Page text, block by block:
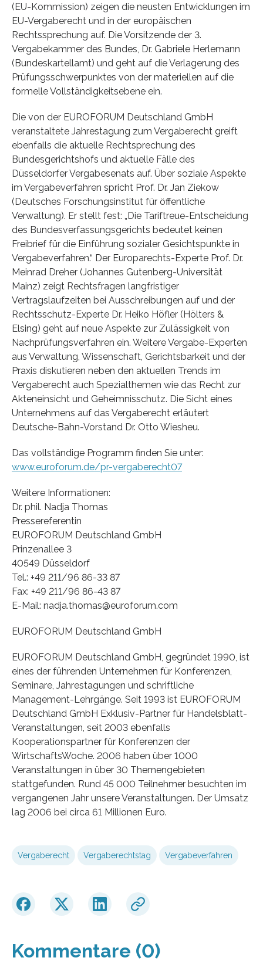
(EU-Kommission) zeigen die neusten Entwicklungen im
EU-Vergaberecht und in der europäischen
Rechtssprechung auf. Die Vorsitzende der 3.
Vergabekammer des Bundes, Dr. Gabriele Herlemann
(Bundeskartellamt) und geht auf die Verlagerung des
Prüfungsschwerpunktes von der materiellen auf die
formelle Vollständigkeitsebene ein.
Die von der EUROFORUM Deutschland GmbH
veranstaltete Jahrestagung zum Vergaberecht greift
ebenfalls die aktuelle Rechtsprechung des
Bundesgerichtshofs und aktuelle Fälle des
Düsseldorfer Vergabesenats auf. Über soziale Aspekte
im Vergabeverfahren spricht Prof. Dr. Jan Ziekow
(Deutsches Forschungsinstitut für öffentliche
Verwaltung). Er stellt fest: „Die Tariftreue-Entscheidung
des Bundesverfassungsgerichts bedeutet keinen
Freibrief für die Einführung sozialer Gesichtspunkte in
Vergabeverfahren.“ Der Europarechts-Experte Prof. Dr.
Meinrad Dreher (Johannes Gutenberg-Universität
Mainz) zeigt Rechtsfragen langfristiger
Vertragslaufzeiten bei Ausschreibungen auf und der
Rechtsschutz-Experte Dr. Heiko Höfler (Hölters &
Elsing) geht auf neue Aspekte zur Zulässigkeit von
Nachprüfungsverfahren ein. Weitere Vergabe-Experten
aus Verwaltung, Wissenschaft, Gerichtsbarkeit und der
Praxis diskutieren neben den aktuellen Trends im
Vergaberecht auch Spezialthemen wie das Recht zur
Akteneinsicht und Geheimnisschutz. Die Sicht eines
Unternehmens auf das Vergaberecht erläutert
Deutsche-Bahn-Vorstand Dr. Otto Wiesheu.
Das vollständige Programm finden Sie unter:
www.euroforum.de/pr-vergaberecht07
Weitere Informationen:
Dr. phil. Nadja Thomas
Pressereferentin
EUROFORUM Deutschland GmbH
Prinzenallee 3
40549 Düsseldorf
Tel.: +49 211/96 86-33 87
Fax: +49 211/96 86-43 87
E-Mail: nadja.thomas@euroforum.com
EUROFORUM Deutschland GmbH
EUROFORUM Deutschland GmbH, gegründet 1990, ist
eines der führenden Unternehmen für Konferenzen,
Seminare, Jahrestagungen und schriftliche
Management-Lehrgänge. Seit 1993 ist EUROFORUM
Deutschland GmbH Exklusiv-Partner für Handelsblatt-
Veranstaltungen, seit 2003 ebenfalls
Kooperationspartner für Konferenzen der
WirtschaftsWoche. 2006 haben über 1000
Veranstaltungen in über 30 Themengebieten
stattgefunden. Rund 45 000 Teilnehmer besuchten im
vergangenen Jahr unsere Veranstaltungen. Der Umsatz
lag 2006 bei circa 61 Millionen Euro.
Vergaberecht Vergaberechtstag Vergabeverfahren
Kommentare (0)